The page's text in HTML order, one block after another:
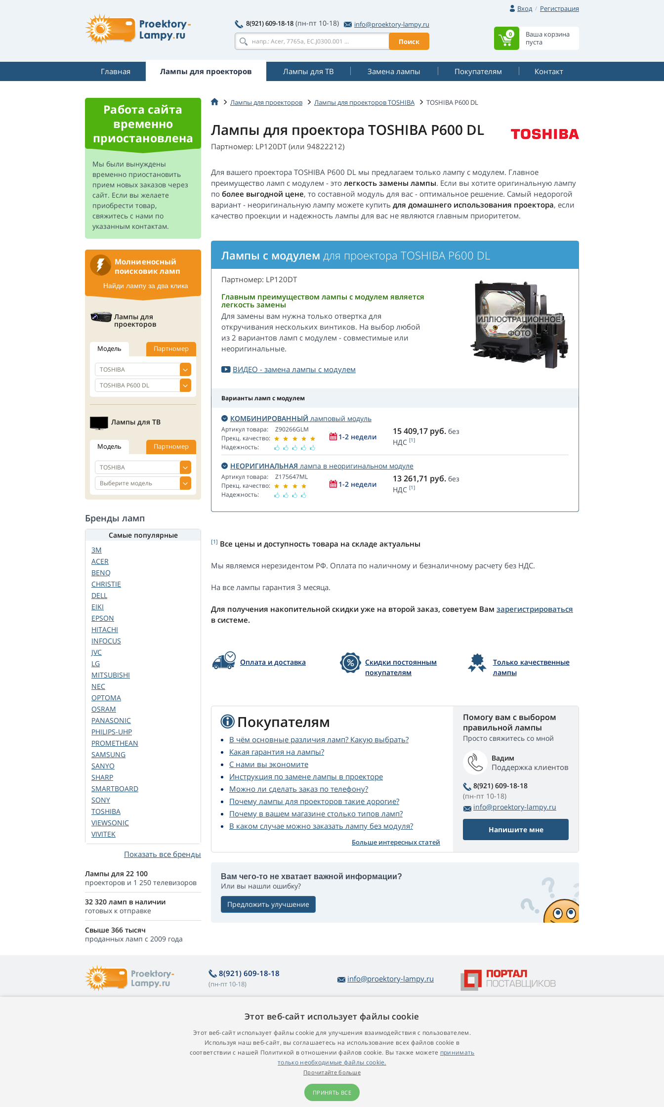
Вход
Регистрация
8(921) 609-18-18 (пн-пт 10-18)
info@proektory-lampy.ru
Поиск
Ваша корзина
пуста
0
Главная Лампы для проекторов Лампы для ТВ Замена лампы Покупателям Контакт
Лампы для проекторов Лампы для проекторов TOSHIBA TOSHIBA P600 DL
Лампы для проектора TOSHIBA P600 DL
Партномер: LP120DT (или 94822212)
Для вашего проектора TOSHIBA P600 DL мы предлагаем только лампу с модулем. Главное
преимущество ламп с модулем - это легкость замены лампы. Если вы хотите оригинальную лампу
по более выгодной цене, то составной модуль для вас - оптимальное решение. Самый недорогой
вариант - неоригинальную лампу можете купить для домашнего использования проектора, если
качество проекции и надежность лампы для вас не являются главным приоритетом.
Лампы с модулем для проектора TOSHIBA P600 DL
Партномер: LP120DT
Главным преимуществом лампы с модулем является
легкость замены
Для замены вам нужна только отвертка для
откручивания нескольких винтиков. На выбор любой
из 2 вариантов ламп с модулем - совместимые или
неоригинальные.
ВИДЕО - замена лампы с модулем
Варианты ламп с модулем
КОМБИНИРОВАННЫЙ ламповый модуль
Артикул товара:
Прекц. качество:
Надежность:
Z90266GLM
1-2 недели
15 409,17 руб. без
НДС [1]
НЕОРИГИНАЛЬНАЯ лампа в неоригинальном модуле
Артикул товара:
Прекц. качество:
Надежность:
Z175647ML
1-2 недели
13 261,71 руб. без
НДС [1]
[1] Все цены и доступность товара на складе актуальны
Мы являемся нерезидентом РФ. Оплата по наличному и безналичному расчету без НДС.
На все лампы гарантия 3 месяца.
Для получения накопительной скидки уже на второй заказ, советуем Вам зарегистрироваться
в системе.
Оплата и доставка
Скидки постоянным
покупателям
Только качественные
лампы
Покупателям
В чём основные различия ламп? Какую выбрать?
Какая гарантия на лампы?
С нами вы экономите
Инструкция по замене лампы в проекторе
Можно ли сделать заказ по телефону?
Почему лампы для проекторов такие дорогие?
Почему в вашем магазине столько типов ламп?
В каком случае можно заказать лампу без модуля?
Больше интересных статей
Помогу вам с выбором
правильной лампы
Просто свяжитесь со мной
Вадим
Поддержка клиентов
8(921) 609-18-18
(пн-пт 10-18)
info@proektory-lampy.ru
Напишите мне
Вам чего-то не хватает важной информации?
Или вы нашли ошибку?
Предложить улучшение
Работа сайта
временно
приостановлена
Мы были вынуждены
временно приостановить
прием новых заказов через
сайт. Если вы желаете
приобрести товар,
свяжитесь с нами по
указанным контактам.
Молниеносный
поисковик ламп
Найди лампу за два клика
Лампы для
проекторов
Модель Партномер
Лампы для ТВ
Модель Партномер
Бренды ламп
Самые популярные
3M
ACER
BENQ
CHRISTIE
DELL
EIKI
EPSON
HITACHI
INFOCUS
JVC
LG
MITSUBISHI
NEC
OPTOMA
OSRAM
PANASONIC
PHILIPS-UHP
PROMETHEAN
SAMSUNG
SANYO
SHARP
SMARTBOARD
SONY
TOSHIBA
VIEWSONIC
VIVITEK
Показать все бренды
Лампы для 22 100
проекторов и 1 250 телевизоров
32 320 ламп в наличии
готовых к отправке
Свыше 366 тысяч
проданных ламп с 2009 года
8(921) 609-18-18
(пн-пт 10-18)
info@proektory-lampy.ru
О покупке ламп
Публичная оферта
Простой возврат товара
Гарантийные условия
Проекционные лампы для
О компании
Контакт
Этот веб-сайт использует файлы cookie
Этот веб-сайт использует файлы cookie для улучшения взаимодействия с пользователем.
Используя наш веб-сайт, вы соглашаетесь на использование всех файлов cookie в
соответствии с нашей Политикой в ​​отношении файлов cookie. Вы также можете принимать
только необходимые файлы cookie.
Прочитайте больше
ПРИНЯТЬ ВСЕ